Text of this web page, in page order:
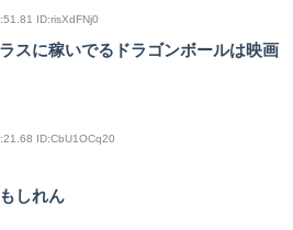
ID:risXdFNj0
スに稼いでるドラゴンボールは映画
ID:CbU1OCq20
しれん